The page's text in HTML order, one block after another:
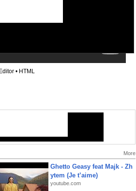
Editor • HTML
More
Ghetto Geasy feat Majk - Zh
ytem (Je t’aime)
youtube.com